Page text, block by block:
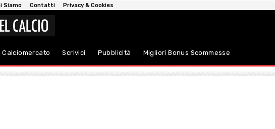
Siamo Contatti Privacy & Cookies
Calciomercato Scrivici Pubblicità Migliori Bonus Scommesse